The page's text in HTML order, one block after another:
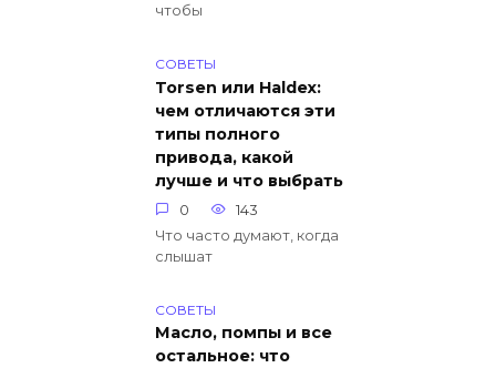
чтобы
СОВЕТЫ
Torsen или Haldex:
чем отличаются эти
типы полного
привода, какой
лучше и что выбрать
0
143
Что часто думают, когда
слышат
СОВЕТЫ
Масло, помпы и все
остальное: что